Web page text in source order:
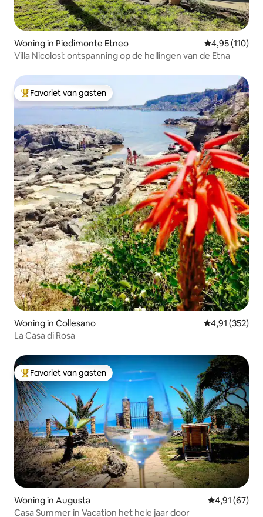
Woning in Piedimonte Etneo Gemiddelde
4,95 (110)
Villa Nicolosi: ontspanning op de hellingen van de Etna
Topfavoriet van gasten
Favoriet van gasten
Woning in Collesano Gemiddelde
4,91 (352)
La Casa di Rosa
Topfavoriet van gasten
Favoriet van gasten
Woning in Augusta Gemiddelde
4,91 (67)
Casa Summer in Vacation het hele jaar door